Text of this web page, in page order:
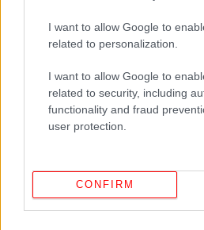
I want to allow Google to
related to personalization.
I want to allow Google to
related to security, including
functionality and fraud
user protection.
CONFIRM
ΠΕΡΙΣΣΟΤΕΡΑ ΒΙΝΤΕΟ
Ακολουθήστε το στο
πρώτοι όλες τις ειδήσεις